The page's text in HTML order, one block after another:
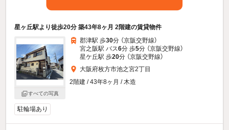
星ヶ丘駅より徒歩20分 築43年8ヶ月 2階建の賃貸物件
すべての写真
郡津駅 歩30分 （京阪交野線）
宮之阪駅 バス6分 歩5分 （京阪交野線）
星ケ丘駅 歩20分 （京阪交野線）
大阪府枚方市池之宮2丁目
2階建 / 43年8ヶ月 / 木造
駐輪場あり